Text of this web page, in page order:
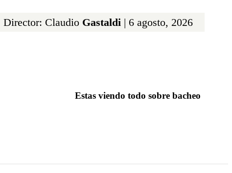
Director: Claudio Gastaldi | 6 agosto, 2026
Estas viendo todo sobre bacheo